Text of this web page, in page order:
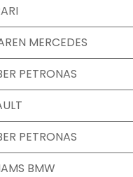
MERCEDES
PETRONAS
PETRONAS
BMW